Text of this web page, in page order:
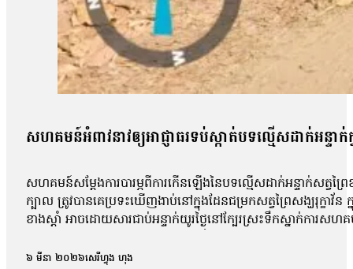
សហគមន៍អំពាវនាវឲ្យអាជ្ញាធរទប់ស្កាត់បទល្មើសដាក់អន្ទាក់
សហគមន៍សម្តែងការបារម្ភពីការកើនឡើងនៃបទល្មើសដាក់អន្ទាក់សត្វព្រ
ក្បាល ត្រូវបានគេប្រទះឃើញងាប់នៅក្នុងដែនជម្រកសត្វព្រៃសង្ឃរុក្ខា
ខាងស្ដាំ អាចដោយសារជាប់អន្ទាក់យូរថ្ងៃនៅក្បែរស្រះទឹកស្នាក់កា
បន្ទាប់ដែរ។ ព្រះតេជព្រះគុណ មានថេរដីកា៖ «សត្វទង្សោងហ្នឹងវាម
៦ មីនា ២០២៦សេរីហ្វុង ហុង